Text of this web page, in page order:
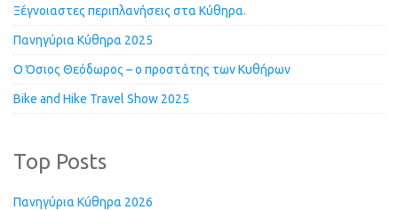
Ξέγνοιαστες περιπλανήσεις στα Κύθηρα.
Πανηγύρια Κύθηρα 2025
Ο Όσιος Θεόδωρος – ο προστάτης των Κυθήρων
Bike and Hike Travel Show 2025
Top Posts
Πανηγύρια Κύθηρα 2026